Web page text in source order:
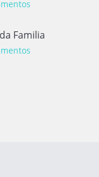
Familia